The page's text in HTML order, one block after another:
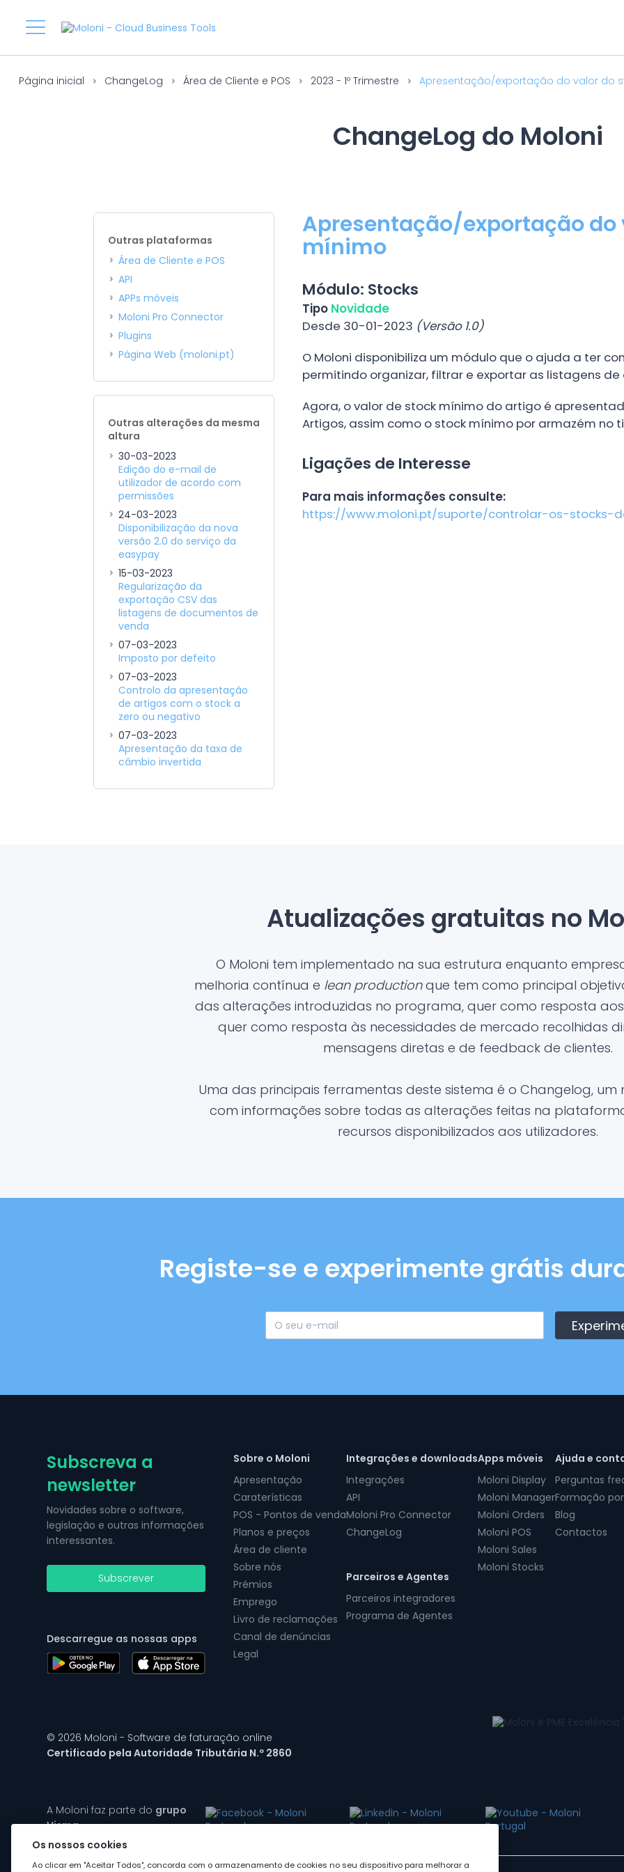
Página inicial ChangeLog Área de Cliente e POS 2023 - 1º Trimestre Apresentação/exportação do valor do
ChangeLog do Moloni
Outras plataformas
Área de Cliente e POS
API
APPs móveis
Moloni Pro Connector
Plugins
Página Web (moloni.pt)
Outras alterações da mesma
altura
30-03-2023
Edição do e-mail de
utilizador de acordo com
permissões
24-03-2023
Disponibilização da nova
versão 2.0 do serviço da
easypay
15-03-2023
Regularização da
exportação CSV das
listagens de documentos de
venda
07-03-2023
Imposto por defeito
07-03-2023
Controlo da apresentação
de artigos com o stock a
zero ou negativo
07-03-2023
Apresentação da taxa de
câmbio invertida
Apresentação/exportação do
mínimo
Módulo: Stocks
Tipo Novidade
Desde 30-01-2023 (Versão 1.0)
O Moloni disponibiliza um módulo que o ajuda a ter
permitindo organizar, filtrar e exportar as listagens de
Agora, o valor de stock mínimo do artigo é
Artigos, assim como o stock mínimo por armazém no
Ligações de Interesse
Para mais informações consulte:
https://www.moloni.pt/suporte/controlar-os-stocks-
Atualizações gratuitas no
O Moloni tem implementado na sua estrutura enquanto
melhoria contínua e lean productionque tem como principal
das alterações introduzidas no programa, quer como resposta
quer como resposta às necessidades de mercado recolhidas
mensagens diretas e de feedback de clientes.
Uma das principais ferramentas deste sistema é o Changelog,
com informações sobre todas as alterações feitas na
recursos disponibilizados aos utilizadores.
Registe-se e experimente grátis
Subscreva a
newsletter
Novidades sobre o software,
legislação e outras informações
interessantes.
Subscrever
Descarregue as nossas apps
Sobre o Moloni
Apresentação
Caraterísticas
POS - Pontos de venda
Planos e preços
Área de cliente
Sobre nós
Prémios
Emprego
Livro de reclamações
Canal de denúncias
Legal
Integrações e downloads
Integrações
API
Moloni Pro Connector
ChangeLog
Parceiros e Agentes
Parceiros integradores
Programa de Agentes
Apps móveis
Moloni Display
Moloni Manager
Moloni Orders
Moloni POS
Moloni Sales
Moloni Stocks
Ajuda e
Perguntas
Formação
Blog
Contactos
© 2026 Moloni - Software de faturação online
Certificado pela Autoridade Tributária N.º 2860
A Moloni faz parte do grupo
Visma
Os nossos cookies
Ao clicar em "Aceitar Todos", concorda com o armazenamento de cookies no seu dispositivo para melhorar a